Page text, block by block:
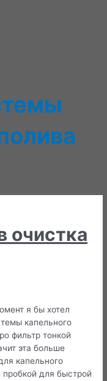
очистка
я бы хотел
капельного
фильтр тонкой
эта больше
капельного
для быстрой